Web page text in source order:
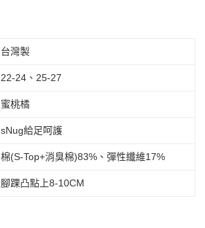
台灣製
22-24、25-27
蜜桃橘
sNug給足呵護
棉(S-Top+消臭棉)83%、彈性纖維17%
腳踝凸點上8-10CM